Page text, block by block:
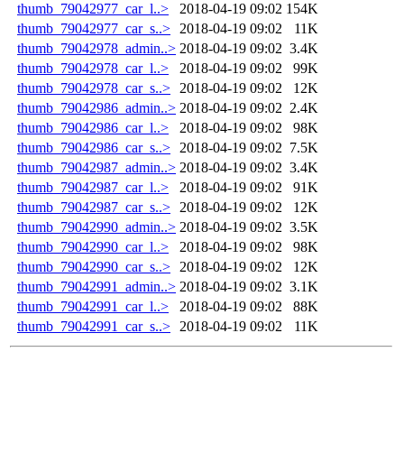
thumb_79042977_car_l..>
2018-04-19 09:02 154K
thumb_79042977_car_s..>
2018-04-19 09:02
11K
thumb_79042978_admin..> 2018-04-19 09:02 3.4K
thumb_79042978_car_l..>
2018-04-19 09:02
99K
thumb_79042978_car_s..>
2018-04-19 09:02
12K
thumb_79042986_admin..> 2018-04-19 09:02 2.4K
thumb_79042986_car_l..>
2018-04-19 09:02
98K
thumb_79042986_car_s..>
2018-04-19 09:02 7.5K
thumb_79042987_admin..> 2018-04-19 09:02 3.4K
thumb_79042987_car_l..>
2018-04-19 09:02
91K
thumb_79042987_car_s..>
2018-04-19 09:02
12K
thumb_79042990_admin..> 2018-04-19 09:02 3.5K
thumb_79042990_car_l..>
2018-04-19 09:02
98K
thumb_79042990_car_s..>
2018-04-19 09:02
12K
thumb_79042991_admin..> 2018-04-19 09:02 3.1K
thumb_79042991_car_l..>
2018-04-19 09:02
88K
thumb_79042991_car_s..>
2018-04-19 09:02 11K